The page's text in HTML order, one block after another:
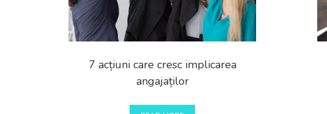
7 acțiuni care cresc implicarea
angajaților